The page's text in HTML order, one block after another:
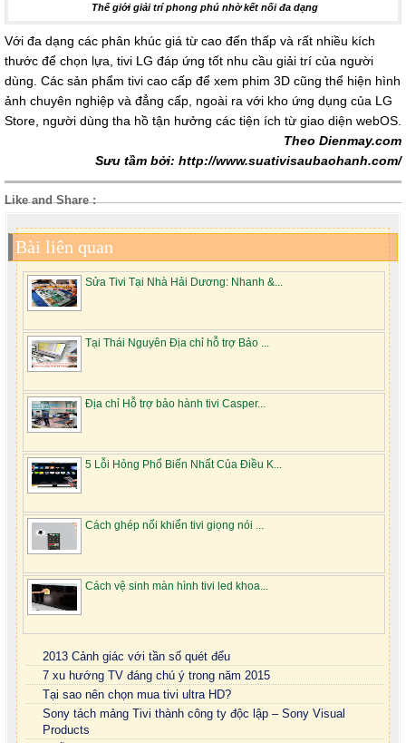
Thế giới giải trí phong phú nhờ kết nối đa dạng
Với đa dạng các phân khúc giá từ cao đến thấp và rất nhiều kích
thước để chọn lựa, tivi LG đáp ứng tốt nhu cầu giải trí của người
dùng. Các sản phẩm tivi cao cấp để xem phim 3D cũng thể hiện hình
ảnh chuyên nghiệp và đẳng cấp, ngoài ra với kho ứng dụng của LG
Store, người dùng tha hồ tận hưởng các tiện ích từ giao diện webOS.
Theo Dienmay.com
Sưu tầm bởi: http://www.suativisaubaohanh.com/
Like and Share :
Bài liên quan
Sửa Tivi Tại Nhà Hải Dương: Nhanh &...
Tại Thái Nguyên Địa chỉ hỗ trợ Bảo ...
Địa chỉ Hỗ trợ bảo hành tivi Casper...
5 Lỗi Hỏng Phổ Biến Nhất Của Điều K...
Cách ghép nối khiển tivi giọng nói ...
Cách vệ sinh màn hình tivi led khoa...
2013 Cảnh giác với tần số quét đểu
7 xu hướng TV đáng chú ý trong năm 2015
Tại sao nên chọn mua tivi ultra HD?
Sony tách mảng Tivi thành công ty độc lập – Sony Visual
Products